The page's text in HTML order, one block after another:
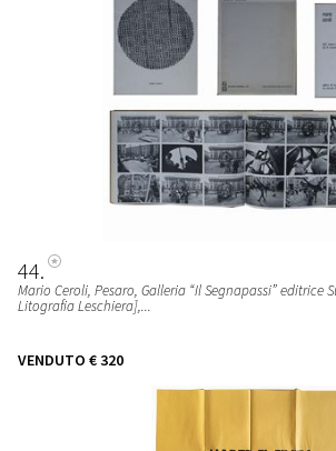
44
Mario Ceroli, Pesaro, Galleria “Il Segnapassi” editrice
Litografia Leschiera],...
VENDUTO € 320